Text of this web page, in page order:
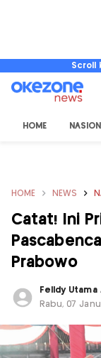
Scroll
HOME
HOME NEWS
Catat! Ini
Prabowo
Felldy Utama
Rabu, 07